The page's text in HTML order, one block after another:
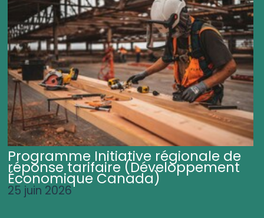
Programme Initiative régionale de
réponse tarifaire (Développement
Économique Canada)
25 juin 2026